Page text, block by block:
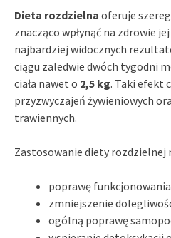
Dieta rozdzielna oferuje
znacząco wpłynąć na zdrowie
najbardziej widocznych
ciągu zaledwie dwóch tygodni
ciała nawet o 2,5 kg. Taki efekt
przyzwyczajeń żywieniowych
trawiennych.
Zastosowanie diety rozdzielnej
poprawę
zmniejszenie
ogólną poprawę